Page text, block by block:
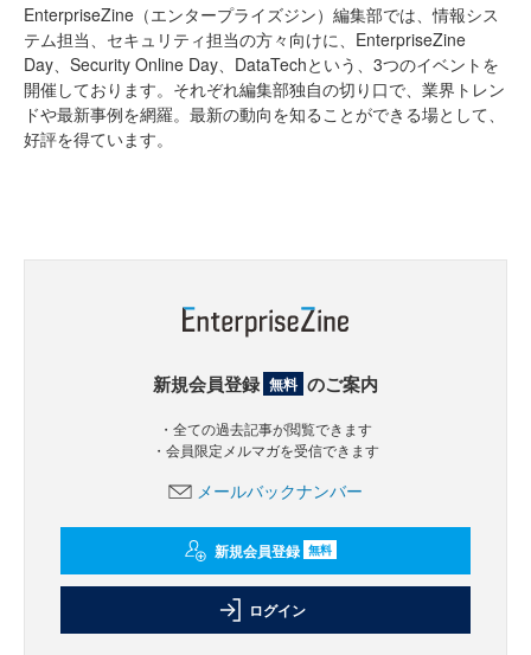
EnterpriseZine（エンタープライズジン）編集部では、情報シス
テム担当、セキュリティ担当の方々向けに、EnterpriseZine
Day、Security Online Day、DataTechという、3つのイベントを
開催しております。それぞれ編集部独自の切り口で、業界トレン
ドや最新事例を網羅。最新の動向を知ることができる場として、
好評を得ています。
新規会員登録 無料 のご案内
・全ての過去記事が閲覧できます
・会員限定メルマガを受信できます
メールバックナンバー
新規会員登録 無料
ログイン